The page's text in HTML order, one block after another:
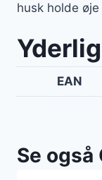
husk holde
EAN
Se også